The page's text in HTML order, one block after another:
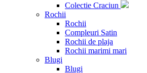
Colectie Craciun
Rochii
Rochii
Compleuri Satin
Rochii de plaja
Rochii marimi mari
Blugi
Blugi